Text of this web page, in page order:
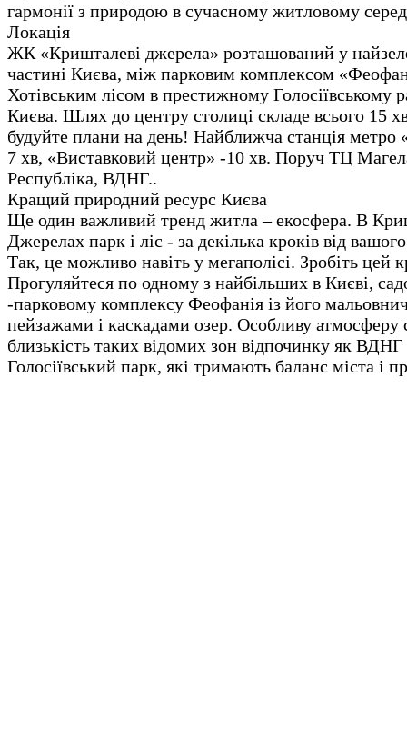
гармонії з природою в сучасному житловому
Локація
ЖК «Кришталеві джерела» розташований у
частині Києва, між парковим комплексом
Хотівським лісом в престижному Голосіївському
Києва. Шлях до центру столиці складе всього 15
будуйте плани на день! Найближча станція метро
7 хв, «Виставковий центр» -10 хв. Поруч ТЦ
Республіка, ВДНГ..
Кращий природний ресурс Києва
Ще один важливий тренд житла – екосфера. В
Джерелах парк і ліс - за декілька кроків від
Так, це можливо навіть у мегаполісі. Зробіть цей
Прогуляйтеся по одному з найбільших в Києві,
-парковому комплексу Феофанія із його
пейзажами і каскадами озер. Особливу атмосферу
близькість таких відомих зон відпочинку як ВДНГ
Голосіївський парк, які тримають баланс міста і